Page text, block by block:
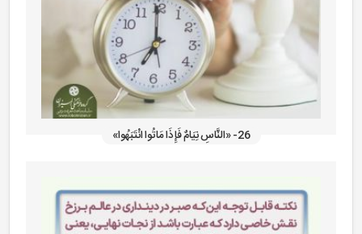
26- «النَّاسِ نِیَامٌ فَإِذَا مَاتُوا انْتَبَهُوا»